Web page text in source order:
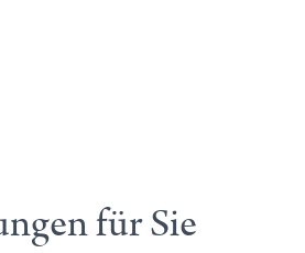
für Sie